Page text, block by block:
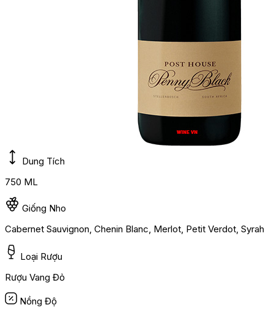
Dung Tích
750 ML
Giống Nho
Cabernet Sauvignon, Chenin Blanc, Merlot, Petit Verdot, Syrah
Loại Rượu
Rượu Vang Đỏ
Nồng Độ